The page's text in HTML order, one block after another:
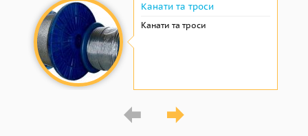
Канати та троси
Канати та троси